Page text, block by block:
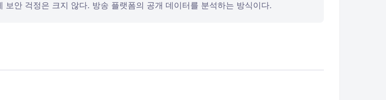
안 걱정은 크지 않다. 방송 플랫폼의 공개 데이터를 분석하는 방식이다.